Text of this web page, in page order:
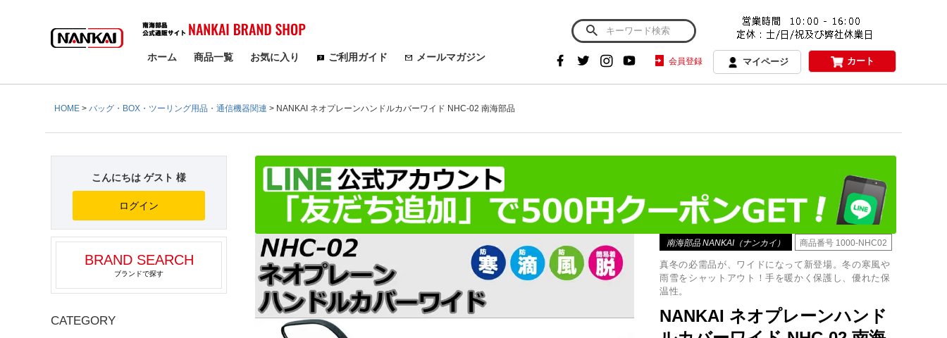
検索
ホーム 商品一覧 お気に入り ご利用ガイド メールマガジン 会員登録 マイページ カート
HOME バッグ・BOX・ツーリング用品・通信機器関連 NANKAI ネオプレーンハンドルカバーワイド NHC-02 南海部品
こんにちは ゲスト 様
ログイン
BRAND SEARCH
ブランドで探す
CATEGORY
南海部品 NANKAI（ナンカイ） 商品番号 1000-NHC02
真冬の必需品が、ワイドになって新登場。冬の寒風や
雨雪をシャットアウト！手を暖かく保護し、優れた保
温性。
NANKAI ネオプレーンハンド